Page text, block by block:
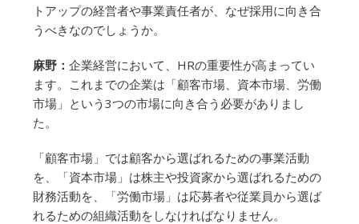
トアップの経営者や事業責任者が、なぜ採用に向き合
うべきなのでしょうか。
麻野： 企業経営において、HRの重要性が高まってい
ます。これまでの企業は「顧客市場、資本市場、労働
市場」という3つの市場に向き合う必要がありまし
た。
「顧客市場」では顧客から選ばれるための事業活動
を、「資本市場」は株主や投資家から選ばれるための
財務活動を、「労働市場」は応募者や従業員から選ば
れるための組織活動をしなければなりません。